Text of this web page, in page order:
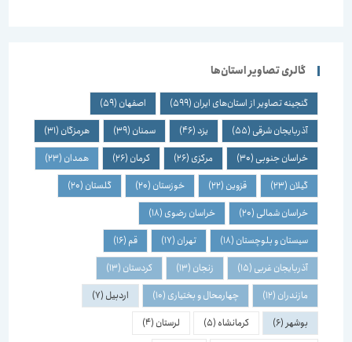
گالری تصاویر استان‌ها
گنجینه تصاویر از استان‌های ایران(599) اصفهان(59)
آذربایجان شرقی(55)
(46) سمنان(39) هرمزگان(31)
خراسان جنوبی(30) مرکزی(26) کرمان(26) همدان(23)
گیلان(23) قزوین(22) خوزستان(20) گلستان(20)
خراسان شمالی(20) خراسان رضوی(18)
سیستان و بلوچستان(18) تهران(17)
(16)
آذربایجان غربی(15) زنجان(13) کردستان(13)
مازندران(12) چهارمحال و بختیاری(10) اردبیل(7)
بوشهر(6) کرمانشاه(5) لرستان(4)